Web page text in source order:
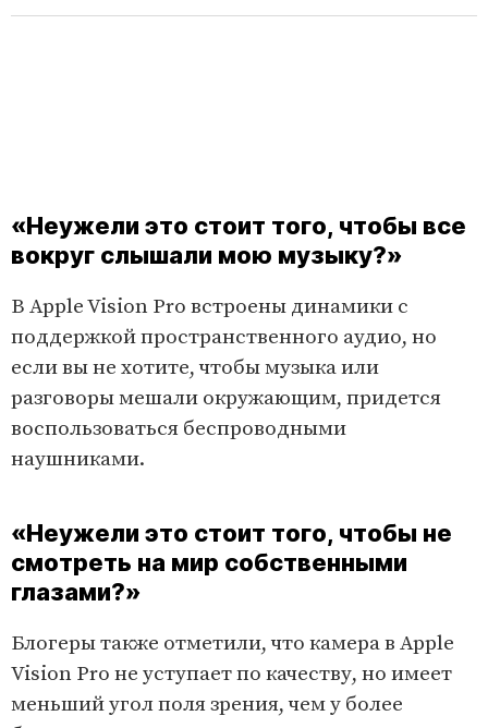
«Неужели это стоит того, чтобы все
вокруг слышали мою музыку?»
В Apple Vision Pro встроены динамики с
поддержкой пространственного аудио, но
если вы не хотите, чтобы музыка или
разговоры мешали окружающим, придется
воспользоваться беспроводными
наушниками.
t
e
e
d
1
0
«Неужели это стоит того, чтобы не
смотреть на мир собственными
глазами?»
Блогеры также отметили, что камера в Apple
Vision Pro не уступает по качеству, но имеет
меньший угол поля зрения, чем у более